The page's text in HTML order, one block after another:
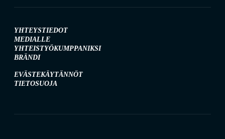
YHTEYSTIEDOT
MEDIALLE
YHTEISTYÖKUMPPANIKSI
BRÄNDI
EVÄSTEKÄYTÄNNÖT
TIETOSUOJA